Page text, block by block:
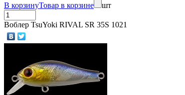
В корзинуТовар в корзине шт
Воблер TsuYoki RIVAL SR 35S 1021